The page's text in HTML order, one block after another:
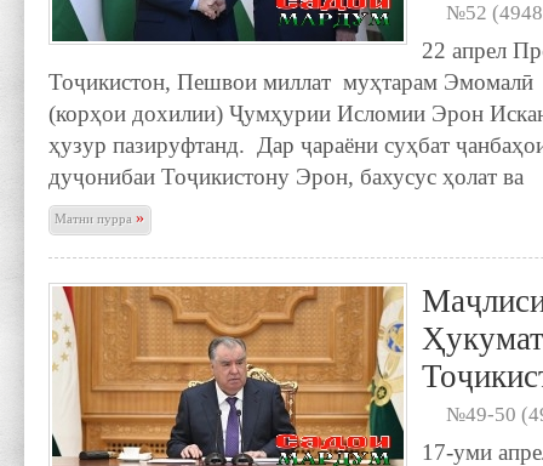
№52
22 апрел
Тоҷикистон, Пешвои миллат муҳтарам
(корҳои дохилии) Ҷумҳурии Исломии Эрон
ҳузур пазируфтанд. Дар ҷараёни суҳбат
дуҷонибаи Тоҷикистону Эрон, бахусус ҳолат ва
Матни пурра»
№49-50
17-уми